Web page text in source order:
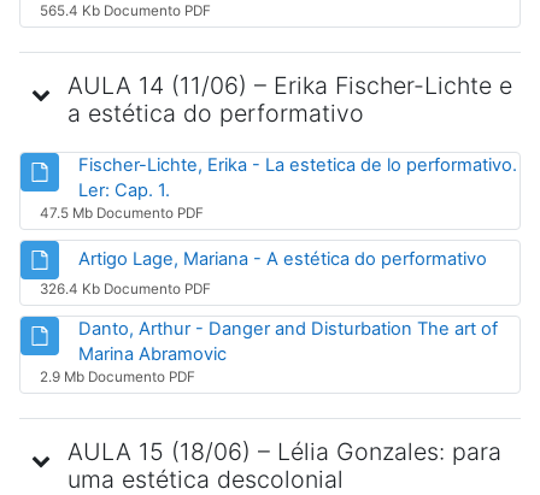
565.4 Kb Documento PDF
AULA 14 (11/06) – Erika Fischer-Lichte e
a estética do performativo
Fischer-Lichte, Erika - La estetica de lo performativo.
Ler: Cap. 1.
47.5 Mb Documento PDF
Artigo Lage, Mariana - A estética do performativo
326.4 Kb Documento PDF
Danto, Arthur - Danger and Disturbation The art of
Marina AbramovicArquivo
2.9 Mb Documento PDF
AULA 15 (18/06) – Lélia Gonzales: para
uma estética descolonial